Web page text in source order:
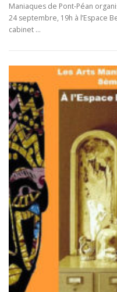
Maniaques de Pont-Péan
24 septembre, 19h à l’Espace
cabinet …